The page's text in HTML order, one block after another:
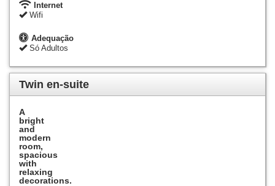
Internet
Wifi
Adequação
Só Adultos
Twin en-suite
A
bright
and
modern
room,
spacious
with
relaxing
decorations.